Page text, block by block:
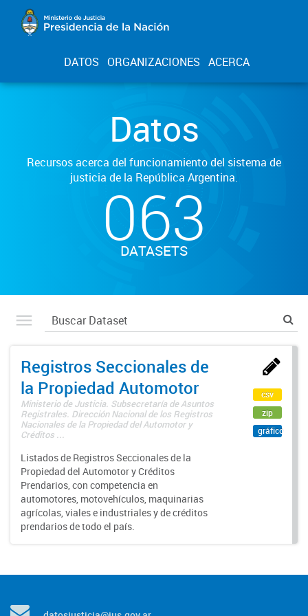
DATOS ORGANIZACIONES ACERCA
Datos
Recursos acerca del funcionamiento del sistema de
justicia de la República Argentina.
063
DATASETS
Registros Seccionales de
la Propiedad Automotor
Ministerio de Justicia. Subsecretaría de Asuntos
Registrales. Dirección Nacional de los Registros
Nacionales de la Propiedad del Automotor y
Créditos ...
Listados de Registros Seccionales de la
Propiedad del Automotor y Créditos
Prendarios, con competencia en
automotores, motovehículos, maquinarias
agrícolas, viales e industriales y de créditos
prendarios de todo el país.
csv
zip
gráfico